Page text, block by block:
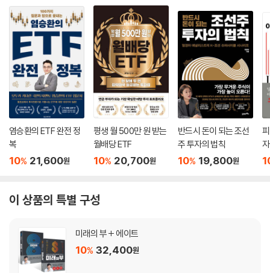
염승환의 ETF 완전 정
복
10% 21,600원
평생 월 500만 원 받는
월배당 ETF
10% 20,700원
반드시 돈이 되는 조선
주 투자의 법칙
10% 19,800원
이 상품의 특별 구성
미래의 부 + 에이트
10% 32,400원